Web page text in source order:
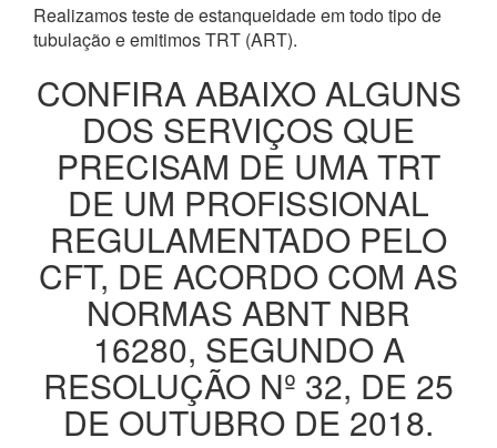
Realizamos teste de estanqueidade em todo tipo de
tubulação e emitimos TRT (ART).
CONFIRA ABAIXO ALGUNS
DOS SERVIÇOS QUE
PRECISAM DE UMA TRT
DE UM PROFISSIONAL
REGULAMENTADO PELO
CFT, DE ACORDO COM AS
NORMAS ABNT NBR
16280, SEGUNDO A
RESOLUÇÃO Nº 32, DE 25
DE OUTUBRO DE 2018.